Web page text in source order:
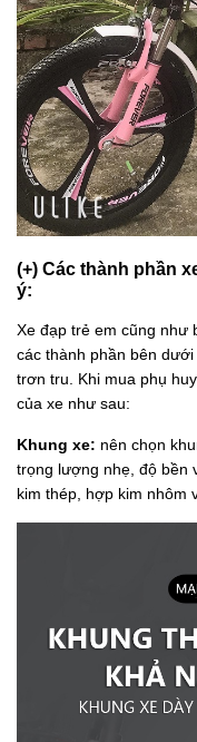
(+) Các thành phần
ý:
Xe đạp trẻ em cũng như
các thành phần bên
trơn tru. Khi mua phụ
của xe như sau:
Khung xe: nên chọn
trọng lượng nhẹ, độ bền
kim thép, hợp kim nhôm